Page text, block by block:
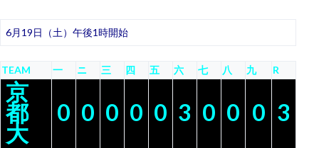
6月19日（土）午後1時開始
TEAM 一 ニ 三 四 五 六 七 八 九 R
京
都
大
0 0 0 0 0 3 0 0 0 3